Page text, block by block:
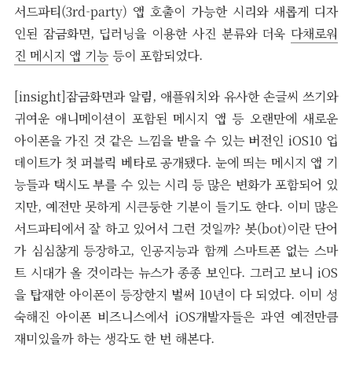
서드파티(3rd-party) 앱 호출이 가능한 시리와 새롭게 디자
인된 잠금화면, 딥러닝을 이용한 사진 분류와 더욱 다채로워
진 메시지 앱 기능등이 포함되었다.
[insight]잠금화면과 알림, 애플워치와 유사한 손글씨 쓰기와
귀여운 애니메이션이 포함된 메시지 앱 등 오랜만에 새로운
아이폰을 가진 것 같은 느낌을 받을 수 있는 버전인 iOS10 업
데이트가 첫 퍼블릭 베타로 공개됐다. 눈에 띄는 메시지 앱 기
능들과 택시도 부를 수 있는 시리 등 많은 변화가 포함되어 있
지만, 예전만 못하게 시큰둥한 기분이 들기도 한다. 이미 많은
서드파티에서 잘 하고 있어서 그런 것일까? 봇(bot)이란 단어
가 심심찮게 등장하고, 인공지능과 함께 스마트폰 없는 스마
트 시대가 올 것이라는 뉴스가 종종 보인다. 그러고 보니 iOS
을 탑재한 아이폰이 등장한지 벌써 10년이 다 되었다. 이미 성
숙해진 아이폰 비즈니스에서 iOS개발자들은 과연 예전만큼
재미있을까 하는 생각도 한 번 해본다.